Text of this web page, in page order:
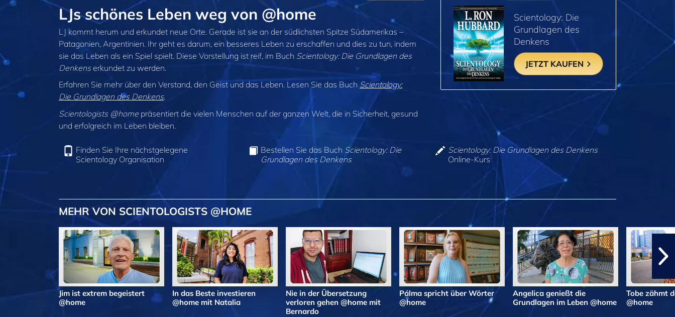
LJs schönes Leben weg von @home
LJ kommt herum und erkundet neue Orte. Gerade ist sie an der südlichsten Spitze Südamerikas –
Patagonien, Argentinien. Ihr geht es darum, ein besseres Leben zu erschaffen und dies zu tun, indem
sie das Leben als ein Spiel spielt. Diese Vorstellung ist reif, im Buch Scientology: Die Grundlagen des
Denkenserkundet zu werden.
Erfahren Sie mehr über den Verstand, den Geist und das Leben. Lesen Sie das BuchScientology:
Die Grundlagen des Denkens.
Scientologists @homepräsentiert die vielen Menschen auf der ganzen Welt, die in Sicherheit, gesund
und erfolgreich im Leben bleiben.
Scientology: Die
Grundlagen des
Denkens
JETZT KAUFEN
Finden Sie Ihre nächstgelegene
Scientology Organisation
Bestellen Sie das Buch Scientology: Die
Grundlagen des Denkens
Scientology: Die Grundlagen des Denkens
Online-Kurs
MEHR VON SCIENTOLOGISTS @HOME
Jim ist extrem begeistert
@home
In das Beste investieren
@home mit Natalia
Nie in der Übersetzung
verloren gehen @home mit
Bernardo
Pálma spricht über Wörter
@home
Angelica genießt die
Grundlagen im Leben @home
Tobe zähmt
@home